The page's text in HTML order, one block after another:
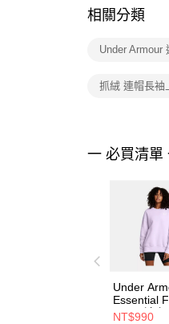
相關分類
Under Armour
抓絨 連帽長袖
一 必買清單
Under
Essential
OS 長袖套
NT$990